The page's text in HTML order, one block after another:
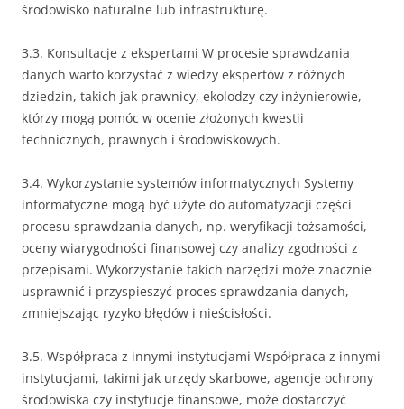
środowisko naturalne lub infrastrukturę.
3.3. Konsultacje z ekspertami W procesie sprawdzania
danych warto korzystać z wiedzy ekspertów z różnych
dziedzin, takich jak prawnicy, ekolodzy czy inżynierowie,
którzy mogą pomóc w ocenie złożonych kwestii
technicznych, prawnych i środowiskowych.
3.4. Wykorzystanie systemów informatycznych Systemy
informatyczne mogą być użyte do automatyzacji części
procesu sprawdzania danych, np. weryfikacji tożsamości,
oceny wiarygodności finansowej czy analizy zgodności z
przepisami. Wykorzystanie takich narzędzi może znacznie
usprawnić i przyspieszyć proces sprawdzania danych,
zmniejszając ryzyko błędów i nieścisłości.
3.5. Współpraca z innymi instytucjami Współpraca z innymi
instytucjami, takimi jak urzędy skarbowe, agencje ochrony
środowiska czy instytucje finansowe, może dostarczyć